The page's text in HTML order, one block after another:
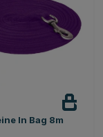
In Bag 8m